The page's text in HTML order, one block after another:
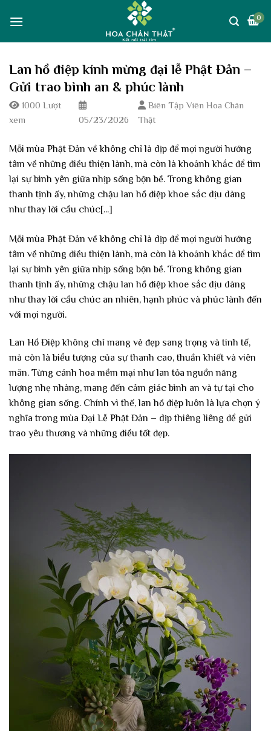
0
Lan hồ điệp kính mừng đại lễ Phật Đản –
Gửi trao bình an & phúc lành
1000 Lượt
xem
05/23/2026
Biên Tập Viên Hoa Chân
Thật
Mỗi mùa Phật Đản về không chỉ là dịp để mọi người hướng
tâm về những điều thiện lành, mà còn là khoảnh khắc để tìm
lại sự bình yên giữa nhịp sống bộn bề. Trong không gian
thanh tịnh ấy, những chậu lan hồ điệp khoe sắc dịu dàng
như thay lời cầu chúc[...]
Mỗi mùa Phật Đản về không chỉ là dịp để mọi người hướng
tâm về những điều thiện lành, mà còn là khoảnh khắc để tìm
lại sự bình yên giữa nhịp sống bộn bề. Trong không gian
thanh tịnh ấy, những chậu lan hồ điệp khoe sắc dịu dàng
như thay lời cầu chúc an nhiên, hạnh phúc và phúc lành đến
với mọi người.
Lan Hồ Điệp không chỉ mang vẻ đẹp sang trọng và tinh tế,
mà còn là biểu tượng của sự thanh cao, thuần khiết và viên
mãn. Từng cánh hoa mềm mại như lan tỏa nguồn năng
lượng nhẹ nhàng, mang đến cảm giác bình an và tự tại cho
không gian sống. Chính vì thế, lan hồ điệp luôn là lựa chọn ý
nghĩa trong mùa Đại Lễ Phật Đản – dịp thiêng liêng để gửi
trao yêu thương và những điều tốt đẹp.